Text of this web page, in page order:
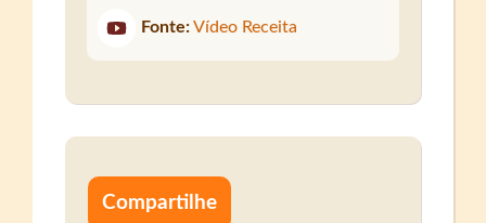
Fonte: Vídeo Receita
Compartilhe